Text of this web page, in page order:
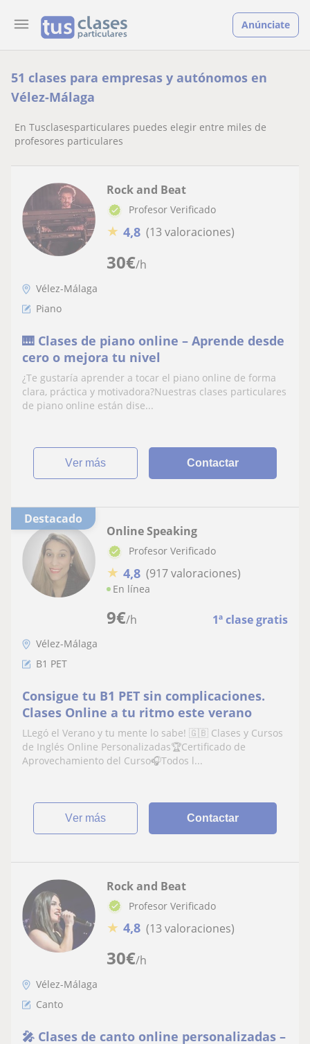
Anúnciate
51 clases para empresas y autónomos en
Vélez-Málaga
En Tusclasesparticulares puedes elegir entre miles de
profesores particulares
30€/h
Rock and Beat
Profesor Verificado
★ 4,8 (13 valoraciones)
Vélez-Málaga
Piano
🎹 Clases de piano online – Aprende desde
cero o mejora tu nivel
¿Te gustaría aprender a tocar el piano online de forma
clara, práctica y motivadora?Nuestras clases particulares
de piano online están dise...
ver más Contactar
Destacado
9€/h 1ª clase gratis
Online Speaking
Profesor Verificado
★ 4,8 (917 valoraciones)
En línea
Vélez-Málaga
B1 PET
Consigue tu B1 PET sin complicaciones.
Clases Online a tu ritmo este verano
LLegó el Verano y tu mente lo sabe! 🇬🇧 Clases y Cursos
de Inglés Online Personalizadas🏆Certificado de
Aprovechamiento del Curso🎧Todos l...
ver más Contactar
30€/h
Rock and Beat
Profesor Verificado
★ 4,8 (13 valoraciones)
Vélez-Málaga
Canto
🎤 Clases de canto online personalizadas –